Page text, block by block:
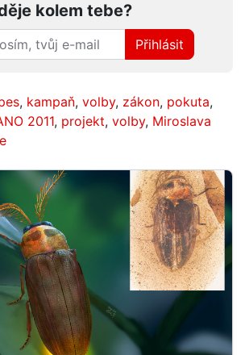
kolem tebe?
Přihlásit
, kampaň, volby, zákon, pokuta,
2011, projekt, volby, Miroslava